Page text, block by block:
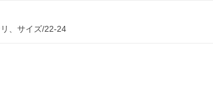
、サイズ/22-24